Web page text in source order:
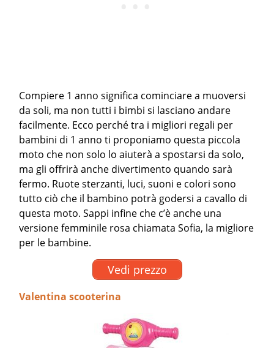
Compiere 1 anno significa cominciare a muoversi
da soli, ma non tutti i bimbi si lasciano andare
facilmente. Ecco perché tra i migliori regali per
bambini di 1 anno ti proponiamo questa piccola
moto che non solo lo aiuterà a spostarsi da solo,
ma gli offrirà anche divertimento quando sarà
fermo. Ruote sterzanti, luci, suoni e colori sono
tutto ciò che il bambino potrà godersi a cavallo di
questa moto. Sappi infine che c’è anche una
versione femminile rosa chiamata Sofia, la migliore
per le bambine.
Vedi prezzo
Valentina scooterina